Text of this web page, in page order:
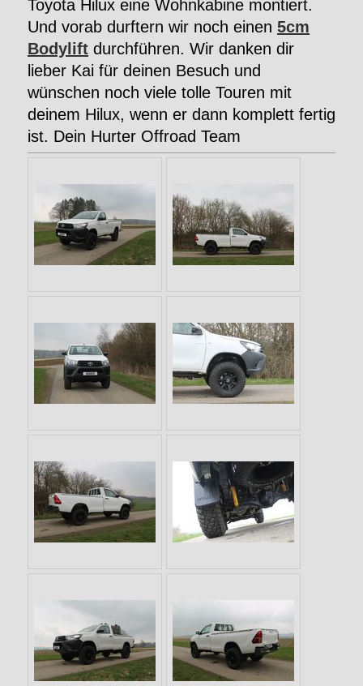
Toyota Hilux eine Wohnkabine montiert.
Und vorab durftern wir noch einen 5cm
Bodylift durchführen. Wir danken dir
lieber Kai für deinen Besuch und
wünschen noch viele tolle Touren mit
deinem Hilux, wenn er dann komplett fertig
ist. Dein Hurter Offroad Team